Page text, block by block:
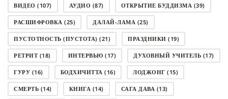
ВИДЕО (107) АУДИО (87) ОТКРЫТИЕ БУДДИЗМА (39)
РАСШИФРОВКА (25) ДАЛАЙ-ЛАМА (25)
ПУСТОТНОСТЬ (ПУСТОТА) (21) ПРАЗДНИКИ (19)
РЕТРИТ(18) ИНТЕРВЬЮ (17) ДУХОВНЫЙ УЧИТЕЛЬ (17)
ГУРУ (16) БОДХИЧИТТА (16) ЛОДЖОНГ (15)
СМЕРТЬ (14) КНИГА (14) САГА ДАВА (13)